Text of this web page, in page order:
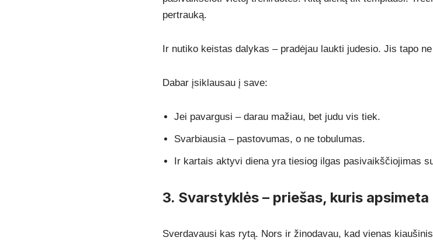
pertrauką.
Ir nutiko keistas dalykas – pradėjau laukti judesio. Jis tapo
Dabar įsiklausau į save:
Jei pavargusi – darau mažiau, bet judu vis tiek.
Svarbiausia – pastovumas, o ne tobulumas.
Ir kartais aktyvi diena yra tiesiog ilgas pasivaikščiojimas
3. Svarstyklės – priešas, kuris apsimeta
Sverdavausi kas rytą. Nors ir žinodavau, kad vienas